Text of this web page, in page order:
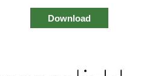
Download